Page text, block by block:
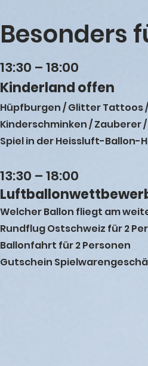
Besonders
13:30 – 18:00
Kinderland offen
Hüpfburgen / Glitter Tattoos
Kinderschminken / Zauberer
Spiel in der Heissluft-Ballon-
13:30 – 18:00
Welcher Ballon fliegt am
Rundflug Ostschweiz für 2
Ballonfahrt für 2 Personen
Gutschein